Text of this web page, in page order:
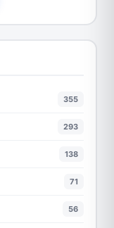
355
293
138
71
56